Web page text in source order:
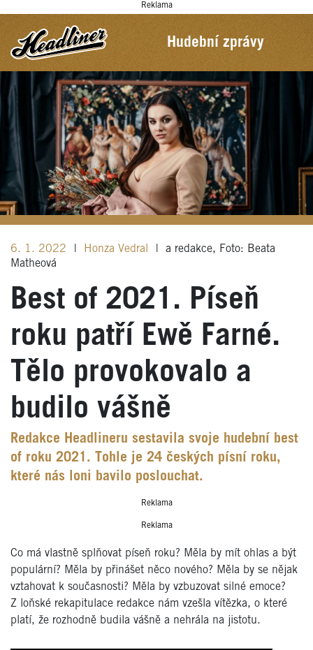
Reklama
Hudební zprávy
6. 1. 2022 Honza Vedral
a redakce, Foto: Beata
Matheová
Best of 2021. Píseň
roku patří Ewě Farné.
Tělo provokovalo a
budilo vášně
Redakce Headlineru sestavila svoje hudební best
of roku 2021. Tohle je 24 českých písní roku,
které nás loni bavilo poslouchat.
Reklama
Reklama
Co má vlastně splňovat píseň roku? Měla by mít ohlas a být
populární? Měla by přinášet něco nového? Měla by se nějak
vztahovat k současnosti? Měla by vzbuzovat silné emoce?
Z loňské rekapitulace redakce nám vzešla vítězka, o které
platí, že rozhodně budila vášně a nehrála na jistotu.